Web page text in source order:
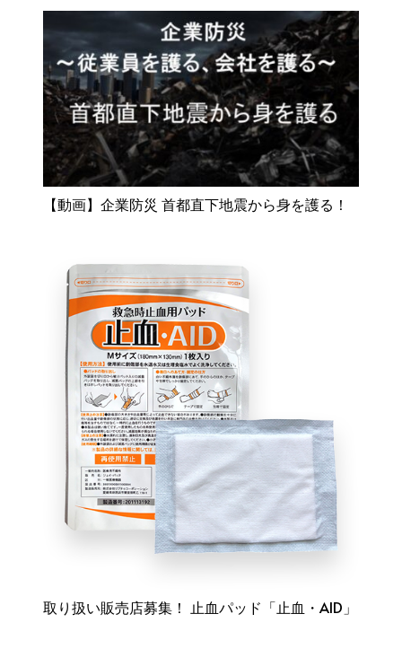
【動画】企業防災 首都直下地震から身を護る！
取り扱い販売店募集！ 止血パッド「止血・AID」